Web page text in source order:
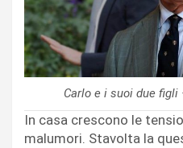
Carlo e i suoi due
In casa crescono le
malumori. Stavolta la